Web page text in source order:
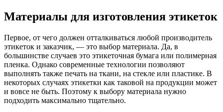
Материалы для изготовления этикеток
Первое, от чего должен отталкиваться любой производитель
этикеток и заказчик, — это выбор материала. Да, в
большинстве случаев это этикеточная бумага или полимерная
пленка. Однако современные технологии позволяют
выполнять также печать на ткани, на стекле или пластике. В
некоторых случаях этикетки как таковой на продукции может
и вовсе не быть. Поэтому к выбору материала нужно
подходить максимально тщательно.